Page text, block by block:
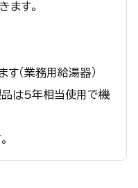
ます。
（業務用給湯器）
品は5年相当使用で機